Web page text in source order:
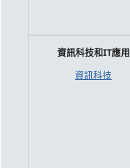
資訊科技和IT應用
資訊科技